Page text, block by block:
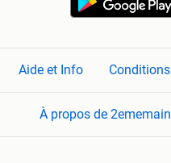
Aide et Info Conditions
À propos de 2ememain